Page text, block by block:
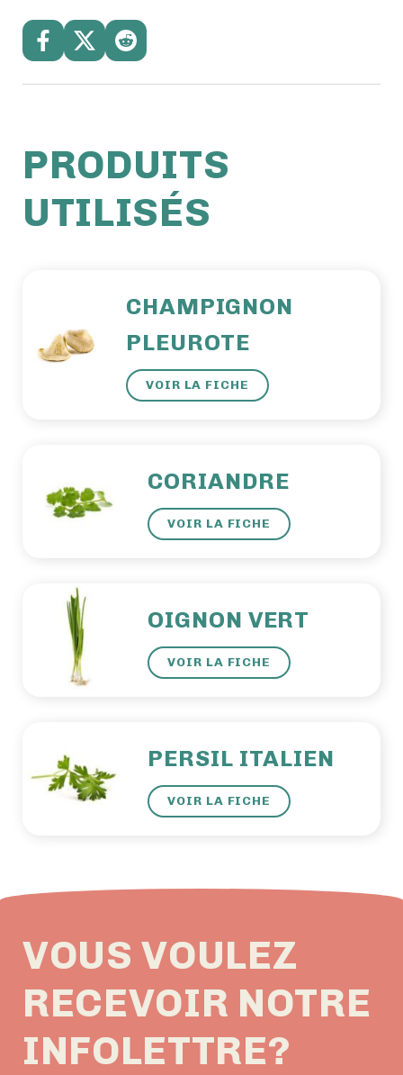
PRODUITS
UTILISÉS
CHAMPIGNON
PLEUROTE
VOIR LA FICHE
CORIANDRE
VOIR LA FICHE
OIGNON VERT
VOIR LA FICHE
PERSIL ITALIEN
VOIR LA FICHE
VOUS VOULEZ
RECEVOIR NOTRE
INFOLETTRE?